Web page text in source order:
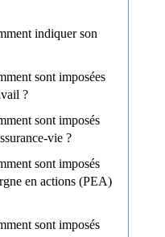
indiquer son
sont imposées
?
sont imposés
vie ?
sont imposés
en actions (PEA)
sont imposés